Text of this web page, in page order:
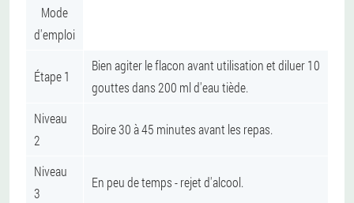
Mode
d'emploi
Étape 1
Bien agiter le flacon avant utilisation et diluer 10
gouttes dans 200 ml d'eau tiède.
Niveau
2
Boire 30 à 45 minutes avant les repas.
Niveau
3
En peu de temps - rejet d'alcool.